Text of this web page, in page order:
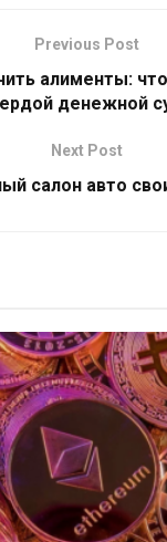
Previous Post
алименты:
денежной
Next Post
салон авто